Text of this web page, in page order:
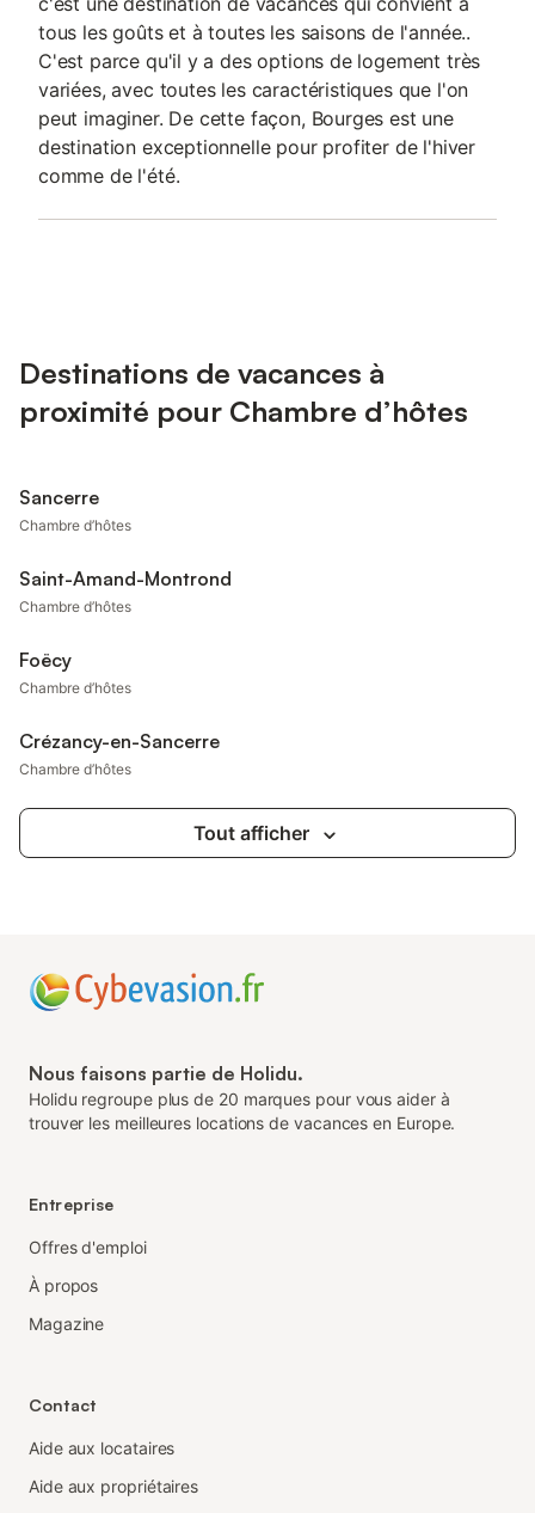
tous les goûts et à toutes les saisons de l'année..
C'est parce qu'il y a des options de logement très
variées, avec toutes les caractéristiques que l'on
peut imaginer. De cette façon, Bourges est une
destination exceptionnelle pour profiter de l'hiver
comme de l'été.
Destinations de vacances à
proximité pour Chambre d’hôtes
Sancerre
Chambre d’hôtes
Saint-Amand-Montrond
Chambre d’hôtes
Foëcy
Chambre d’hôtes
Crézancy-en-Sancerre
Chambre d’hôtes
Tout afficher
Nous faisons partie de Holidu.
Holidu regroupe plus de 20 marques pour vous aider à
trouver les meilleures locations de vacances en Europe.
Entreprise
Offres d'emploi
À propos
Magazine
Contact
Aide aux locataires
Aide aux propriétaires